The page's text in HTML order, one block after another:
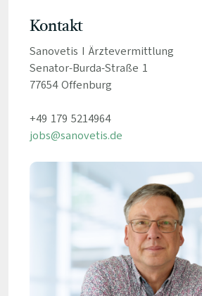
Kontakt
Sanovetis I Ärztevermittlung
Senator-Burda-Straße 1
77654 Offenburg
+49 179 5214964
jobs@sanovetis.de